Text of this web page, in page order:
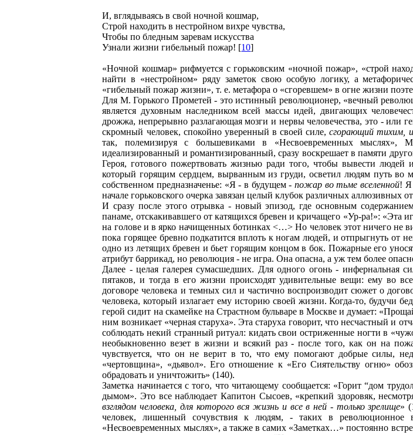
И, вглядываясь в свой ночной кошмар,
Строй находить в нестройном вихре чувства,
Чтобы по бледным заревам искусства
Узнали жизни гибельный пожар! [10]
«Ночной кошмар» рифмуется с горьковским «ночной пожар», «строй
найти в «нестройном» ряду заметок свою особую логику, а
«гибельный пожар жизни», т. е. метафора о «сгоревшем» в огне жизни
Для М. Горького Прометей - это истинный революционер, «вечный
является духовным наследником всей массы идей, двигающих
дрожжа, непрерывно разлагающая мозги и нервы человечества, это - или
скромный человек, спокойно уверенный в своей силе,сгорающий тихим,
так, полемизируя с большевиками в «Несвоевременных мыслях»,
идеализированный и романтизированный, сразу воскрешает в памяти
Героя, готового пожертвовать жизнью ради того, чтобы вывести
который горящим сердцем, вырванным из груди, осветил людям путь во
собственном предназначенье: «Я - в будущем - пожар во тьме вселенной! Я
начале горьковского очерка завязан целый клубок различных аллюзивных
И сразу после этого отрывка - новый эпизод, где основным
панаме, отскакивавшего от катящихся бревен и кричащего «Ур-ра!»: «Эта
на голове и в ярко начищенных ботинках <…> Но человек этот ничего не
пока горящее бревно подкатится вплоть к ногам людей, и отпрыгнуть от
одно из летящих бревен и бьет горящим концом в бок. Пожарные его
атрибут баррикад, но революция - не игра. Она опасна, а уж тем более
Далее - целая галерея сумасшедших. Для одного огонь - инфернальная
пятаков, и тогда в его жизни происходят удивительные вещи: ему во
договоре человека и темных сил и частично воспроизводит сюжет о
человека, который излагает ему историю своей жизни. Когда-то, будучи
герой сидит на скамейке на Страстном бульваре в Москве и думает:
ним возникает «черная старуха». Эта старуха говорит, что несчастный и
соблюдать некий странный ритуал: кидать свои остриженные ногти в
необыкновенно везет в жизни и всякий раз - после того, как он на
чувствуется, что он не верит в то, что ему помогают добрые силы,
«чертовщина», «дьявол». Его отношение к «Его Сиятельству огню»
обрадовать и уничтожить» (140).
Заметка начинается с того, что читающему сообщается: «Горит “дом
дымом». Это все наблюдает Капитон Сысоев, «крепкий здоровяк,
взглядом человека, для которого вся жизнь и все в ней - только зрелище»
человек, лишенный сочувствия к людям, - таких в
«Несвоевременных мыслях», а также в самих «Заметках…» постоянно